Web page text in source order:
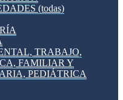
(todas)
TRABAJO,
FAMILIAR Y
PEDIÁTRICA